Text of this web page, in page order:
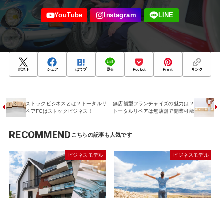
ポスト シェア はてブ 送る Pocket Pin it リンク
ストックビジネスとは？トータルリ
ペアFCはストックビジネス！
無店舗型フランチャイズの魅力は？
トータルリペアは無店舗で開業可能
RECOMMEND
ビジネスモデル ビジネスモデル